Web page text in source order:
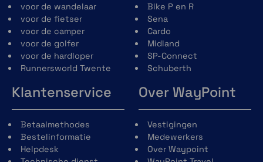
TopoActive
voor de wandelaar
voor de fietser
voor de camper
voor de golfer
voor de hardloper
Runnersworld Twente
Bike P en R
Sena
Cardo
Midland
SP-Connect
Schuberth
Klantenservice
Betaalmethodes
Bestelinformatie
Helpdesk
Over WayPoint
Vestigingen
Medewerkers
Over Waypoint